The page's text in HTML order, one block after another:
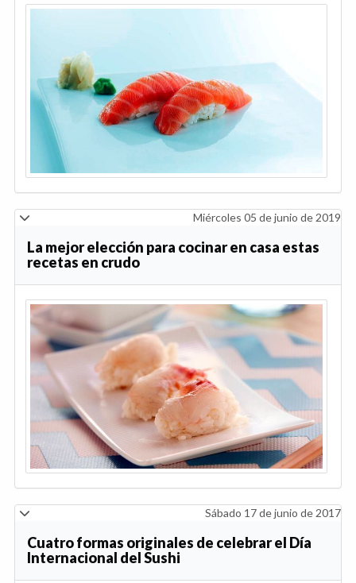
Miércoles 05 de junio de 2019
La mejor elección para cocinar en casa estas
recetas en crudo
Sábado 17 de junio de 2017
Cuatro formas originales de celebrar el Día
Internacional del Sushi